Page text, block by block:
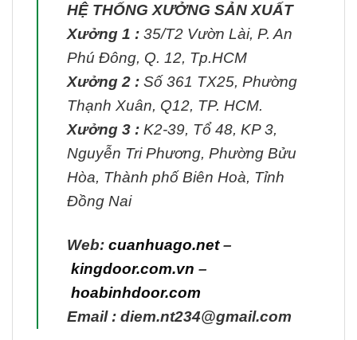
HỆ THỐNG XƯỞNG SẢN XUẤT
Xưởng 1 : 35/T2 Vườn Lài, P. An
Phú Đông, Q. 12, Tp.HCM
Xưởng 2 : Số 361 TX25, Phường
Thạnh Xuân, Q12, TP. HCM.
Xưởng 3 : K2-39, Tổ 48, KP 3,
Nguyễn Tri Phương, Phường Bửu
Hòa, Thành phố Biên Hoà, Tỉnh
Đồng Nai
Web: cuanhuago.net–
kingdoor.com.vn –
hoabinhdoor.com
Email : diem.nt234@gmail.com